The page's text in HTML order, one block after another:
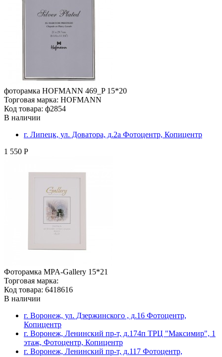
фоторамка HOFMANN 469_P 15*20
Торговая марка: HOFMANN
Код товара: ф2854
В наличии
г. Липецк, ул. Доватора, д.2а Фотоцентр, Копицентр
1 550 Р
Фоторамка MPA-Gallery 15*21
Торговая марка:
Код товара: 6418616
В наличии
г. Воронеж, ул. Дзержинского , д.16 Фотоцентр,
Копицентр
г. Воронеж, Ленинский пр-т, д.174п ТРЦ "Максимир", 1
этаж, Фотоцентр, Копицентр
г. Воронеж, Ленинский пр-т, д.117 Фотоцентр,